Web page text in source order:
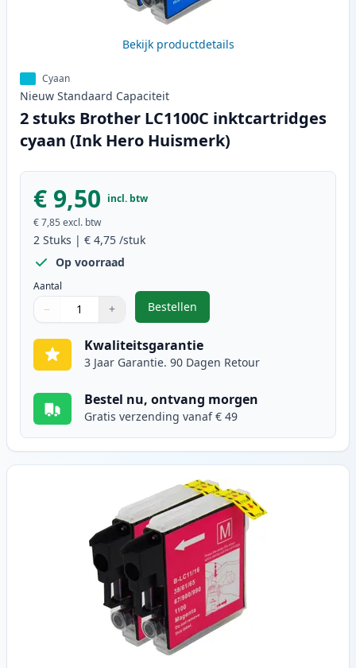
Bekijk productdetails
Cyaan
Nieuw Standaard Capaciteit
2 stuks Brother LC1100C inktcartridges
cyaan (Ink Hero Huismerk)
€ 9,50 incl. btw
€ 7,85 excl. btw
2 Stuks | € 4,75 /stuk
Op voorraad
Aantal
Gebruik de knoppen om aan te passen
− +
1
Bestellen
,2 stuks Brother LC1100C
Kwaliteitsgarantie
3 Jaar Garantie. 90 Dagen Retour
Bestel nu, ontvang morgen
Gratis verzending vanaf € 49